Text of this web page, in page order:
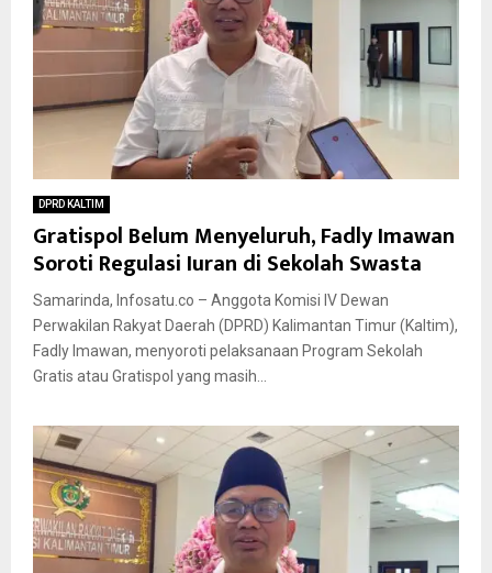
DPRD KALTIM
Gratispol Belum Menyeluruh, Fadly Imawan
Soroti Regulasi Iuran di Sekolah Swasta
Samarinda, Infosatu.co – Anggota Komisi IV Dewan
Perwakilan Rakyat Daerah (DPRD) Kalimantan Timur (Kaltim),
Fadly Imawan, menyoroti pelaksanaan Program Sekolah
Gratis atau Gratispol yang masih...